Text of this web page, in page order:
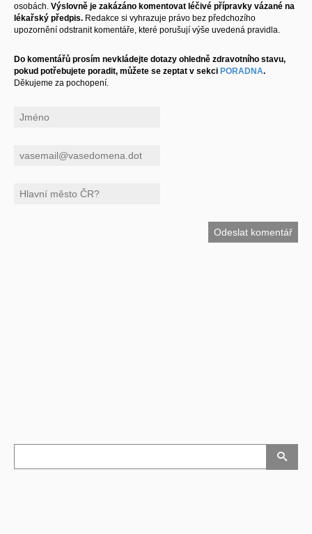
osobách. Výslovně je zakázáno komentovat léčivé přípravky vázané na
lékařský předpis. Redakce si vyhrazuje právo bez předchozího
upozornění odstranit komentáře, které porušují výše uvedená pravidla.
Do komentářů prosím nevkládejte dotazy ohledně zdravotního stavu,
pokud potřebujete poradit, můžete se zeptat v sekci PORADNA.
Děkujeme za pochopení.